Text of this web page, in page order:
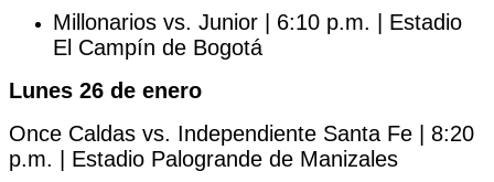
Millonarios vs. Junior | 6:10 p.m. | Estadio
El Campín de Bogotá
Lunes 26 de enero
Once Caldas vs. Independiente Santa Fe | 8:20
p.m. | Estadio Palogrande de Manizales